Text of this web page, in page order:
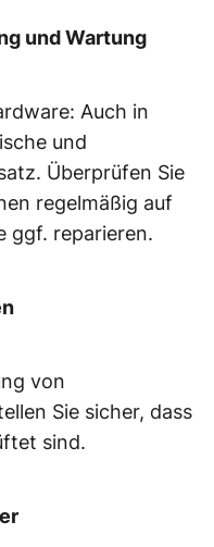
und Wartung
Auch in
und
Überprüfen Sie
regelmäßig auf
ggf. reparieren.
von
Sie sicher, dass
sind.